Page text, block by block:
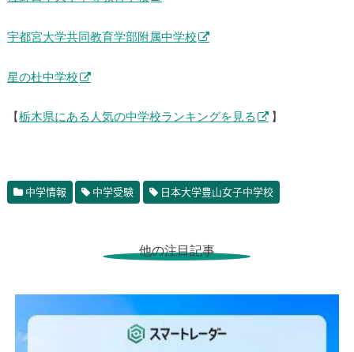
宇都宮大学共同教育学部附属中学校
星の杜中学校
【 栃木県にある人気の中学校ランキングを見る 】
中学情報 中学受験 日本大学豊山女子中学校
他の注目記事